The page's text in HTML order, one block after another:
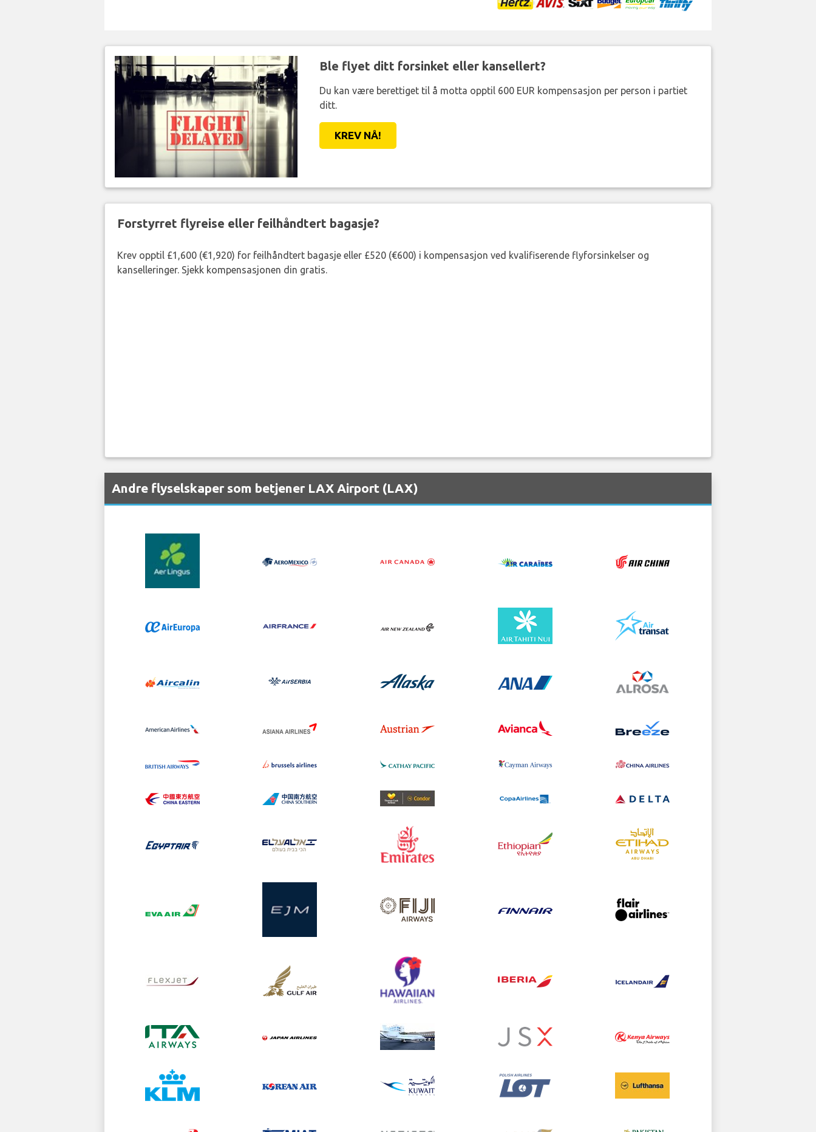
Ble flyet ditt forsinket eller kansellert?
Du kan være berettiget til å motta opptil 600 EUR kompensasjon per person i partiet
ditt.
KREV NÅ!
Forstyrret flyreise eller feilhåndtert bagasje?
Krev opptil £1,600 (€1,920) for feilhåndtert bagasje eller £520 (€600) i kompensasjon ved kvalifiserende flyforsinkelser og
kanselleringer. Sjekk kompensasjonen din gratis.
Andre flyselskaper som betjener LAX Airport (LAX)